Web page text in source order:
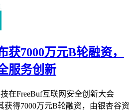
获7000万元B轮融资，
服务创新
在FreeBuf互联网安全创新大会
获得7000万元B轮融资，由银杏谷资